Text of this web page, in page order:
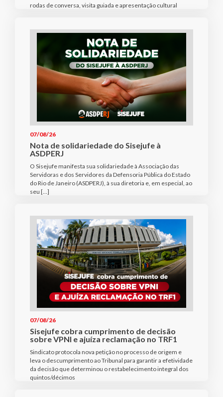
rodas de conversa, visita guiada e apresentação cultural
07/08/26
Nota de solidariedade do Sisejufe à
ASDPERJ
O Sisejufe manifesta sua solidariedade à Associação das
Servidoras e dos Servidores da Defensoria Pública do Estado
do Rio de Janeiro (ASDPERJ), à sua diretoria e, em especial, ao
seu […]
07/08/26
Sisejufe cobra cumprimento de decisão
sobre VPNI e ajuíza reclamação no TRF1
Sindicato protocola nova petição no processo de origem e
leva o descumprimento ao Tribunal para garantir a efetividade
da decisão que determinou o restabelecimento integral dos
quintos/décimos